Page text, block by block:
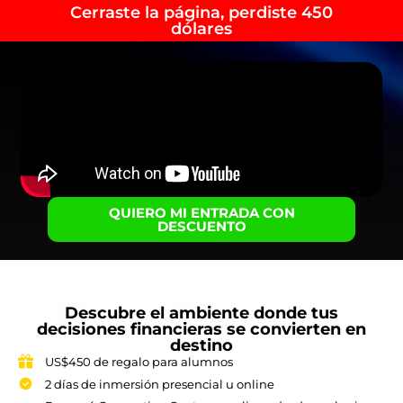
Cerraste la página, perdiste 450
dólares
QUIERO MI ENTRADA CON
DESCUENTO
Descubre el ambiente donde tus
decisiones financieras se convierten en
destino
US$450 de regalo para alumnos
2 días de inmersión presencial u online